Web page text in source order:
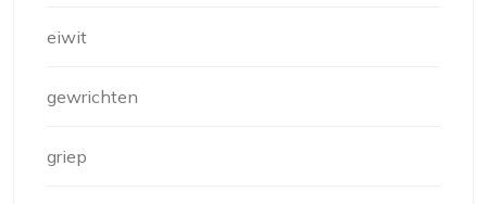
eiwit
gewrichten
griep